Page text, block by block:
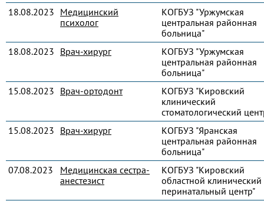
18.08.2023 Медицинский
психолог
КОГБУЗ "Уржумская
центральная районная
больница"
18.08.2023 Врач-хирург
КОГБУЗ "Уржумская
центральная районная
больница"
15.08.2023 Врач-ортодонт
КОГБУЗ "Кировский
клинический
стоматологический
15.08.2023 Врач-хирург
КОГБУЗ "Яранская
центральная районная
больница"
07.08.2023
Медицинская сестра-
анестезист
КОГБУЗ "Кировский
областной клинический
перинатальный центр"